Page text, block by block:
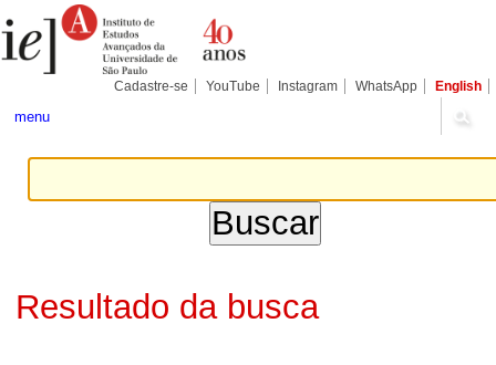
para
conteúdo.
Pessoais
Cadastre-se YouTube Instagram WhatsApp English
menu
Resultado da busca